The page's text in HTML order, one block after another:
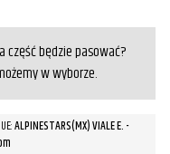
część będzie pasować?
w wyborze.
ALPINESTARS(MX) VIALE E. -